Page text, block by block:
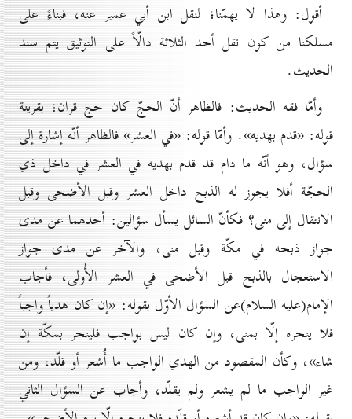
أقول: وهذا لا يهمّنا؛ لنقل ابن أبي عمير عنه، فبناءً على
مسلكنا من كون نقل أحد الثلاثة دالّاً على التوثيق يتم سند
الحديث.
وأمّا فقه الحديث: فالظاهر أنّ الحجّ كان حج قران؛ بقرينة
قوله: «قدم بهديه». وأمّا قوله: «في العشر» فالظاهر أنّه إشارة إلى
سؤال، وهو أنّه ما دام قد قدم بهديه في العشر في داخل ذي
الحجّة أفلا يجوز له الذبح داخل العشر وقبل الأضحى وقبل
الانتقال إلى منى؟ فكأنّ السائل يسأل سؤالين: أحدهما عن مدى
جواز ذبحه في مكّة وقبل منى، والآخر عن مدى جواز
الاستعجال بالذبح قبل الأضحى في العشر الأُولى، فأجاب
الإمام(علیه السلام)عن السؤال الأوّل بقوله: «إن كان هدياً واجباً
فلا ينحره إلّا بمنى، وإن كان ليس بواجب فلينحر بمكّة إن
شاء»، وكأن المقصود من الهدي الواجب ما أُشعر أو قلّد، ومن
غير الواجب ما لم يشعر ولم يقلّد، وأجاب عن السؤال الثاني